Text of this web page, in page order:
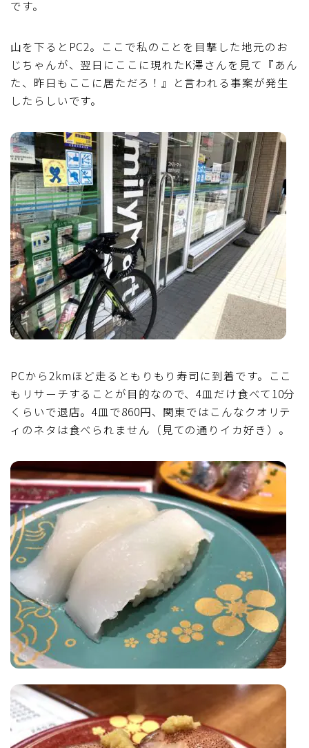
です。
山を下るとPC2。ここで私のことを目撃した地元のお
じちゃんが、翌日にここに現れたK澤さんを見て『あん
た、昨日もここに居ただろ！』と言われる事案が発生
したらしいです。
PCから2kmほど走るともりもり寿司に到着です。ここ
もリサーチすることが目的なので、4皿だけ食べて10分
くらいで退店。4皿で860円、関東ではこんなクオリテ
ィのネタは食べられません（見ての通りイカ好き）。